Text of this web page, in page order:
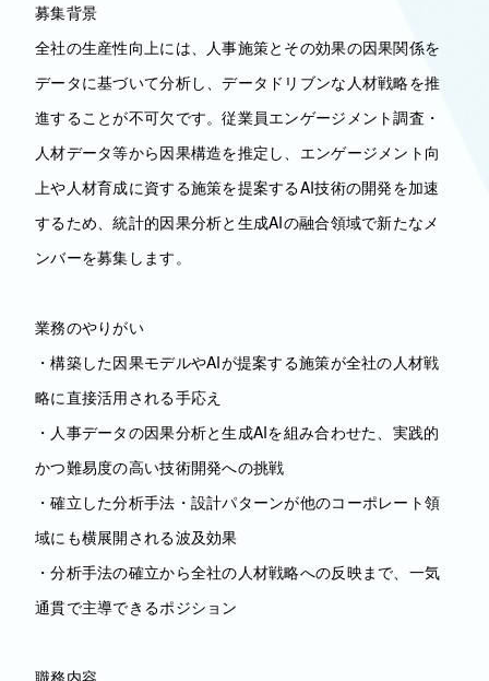
募集背景
全社の生産性向上には、人事施策とその効果の因果関係を
データに基づいて分析し、データドリブンな人材戦略を推
進することが不可欠です。従業員エンゲージメント調査・
人材データ等から因果構造を推定し、エンゲージメント向
上や人材育成に資する施策を提案するAI技術の開発を加速
するため、統計的因果分析と生成AIの融合領域で新たなメ
ンバーを募集します。
業務のやりがい
・構築した因果モデルやAIが提案する施策が全社の人材戦
略に直接活用される手応え
・人事データの因果分析と生成AIを組み合わせた、実践的
かつ難易度の高い技術開発への挑戦
・確立した分析手法・設計パターンが他のコーポレート領
域にも横展開される波及効果
・分析手法の確立から全社の人材戦略への反映まで、一気
通貫で主導できるポジション
職務内容